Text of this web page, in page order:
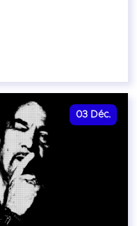
03 Déc.